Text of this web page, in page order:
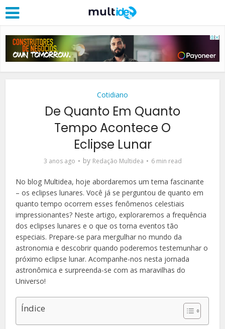
Cotidiano
De Quanto Em Quanto
Tempo Acontece O
Eclipse Lunar
3 anos ago by Redação Multidea 6 min read
No blog Multidea, hoje abordaremos um tema fascinante
– os eclipses lunares. Você já se perguntou de quanto em
quanto tempo ocorrem esses fenômenos celestiais
impressionantes? Neste artigo, exploraremos a frequência
dos eclipses lunares e o que os torna eventos tão
especiais. Prepare-se para mergulhar no mundo da
astronomia e descobrir quando poderemos testemunhar o
próximo eclipse lunar. Acompanhe-nos nesta jornada
astronômica e surpreenda-se com as maravilhas do
Universo!
Índice